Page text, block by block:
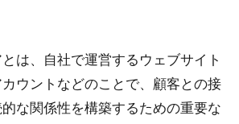
は、自社で運営するウェブサイト
ウントなどのことで、顧客との接
な関係性を構築するための重要な